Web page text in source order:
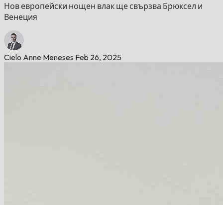
Нов европейски нощен влак ще свързва Брюксел и
Венеция
Cielo Anne Meneses Feb 26, 2025